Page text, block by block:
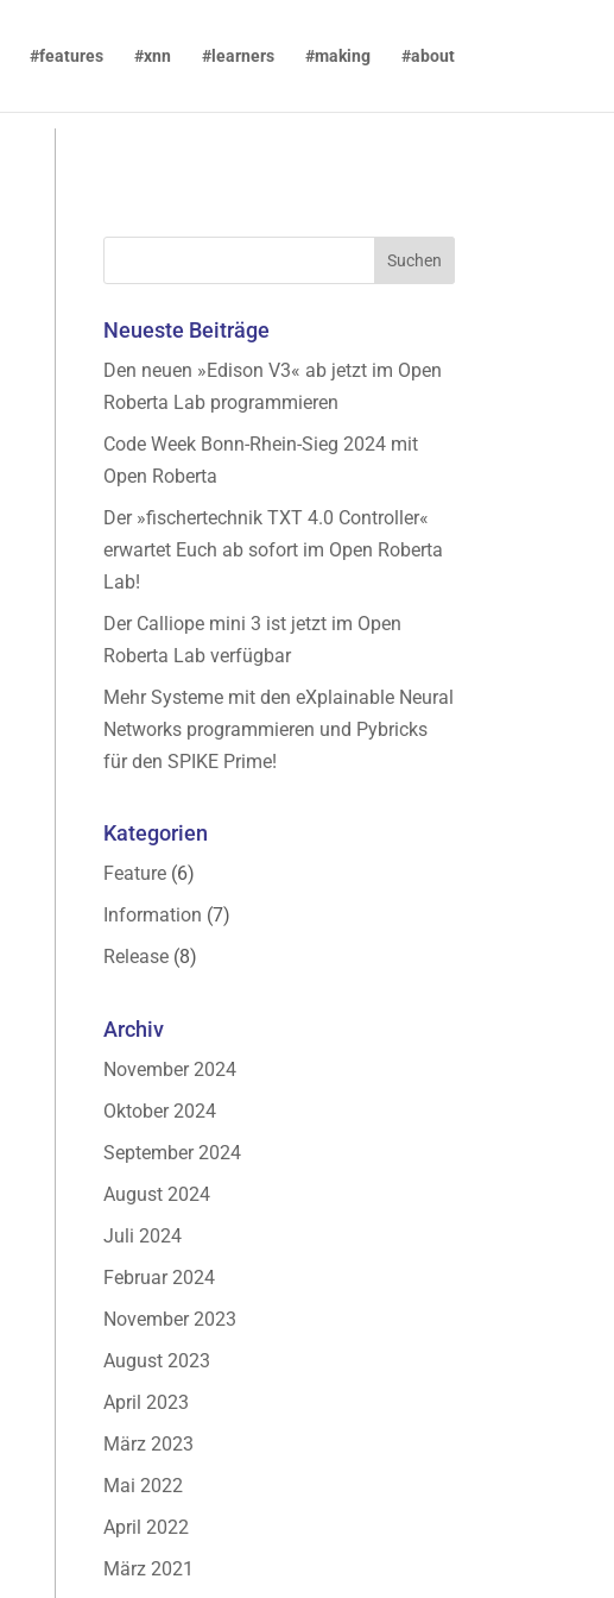
#features #xnn #learners #making #about
Neueste Beiträge
Den neuen »Edison V3« ab jetzt im Open
Roberta Lab programmieren
Code Week Bonn-Rhein-Sieg 2024 mit
Open Roberta
Der »fischertechnik TXT 4.0 Controller«
erwartet Euch ab sofort im Open Roberta
Lab!
Der Calliope mini 3 ist jetzt im Open
Roberta Lab verfügbar
Mehr Systeme mit den eXplainable Neural
Networks programmieren und Pybricks
für den SPIKE Prime!
Kategorien
Feature(6)
Information (7)
Release(8)
Archiv
November 2024
Oktober 2024
September 2024
August 2024
Juli 2024
Februar 2024
November 2023
August 2023
April 2023
März 2023
Mai 2022
April 2022
März 2021